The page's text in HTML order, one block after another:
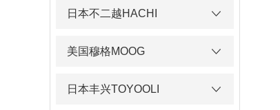
日本不二越HACHI
美国穆格MOOG
日本丰兴TOYOOLI